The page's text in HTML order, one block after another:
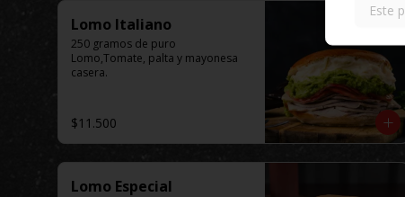
Lomo Italiano
250 gramos de puro
Lomo,Tomate, palta y mayonesa
casera.
$11.500
Lomo Especial
Este